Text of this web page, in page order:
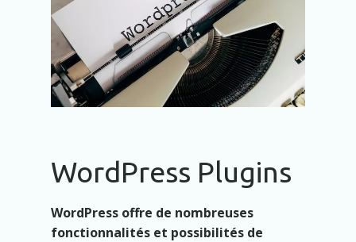
WordPress Plugins
WordPress offre de nombreuses
fonctionnalités et possibilités de